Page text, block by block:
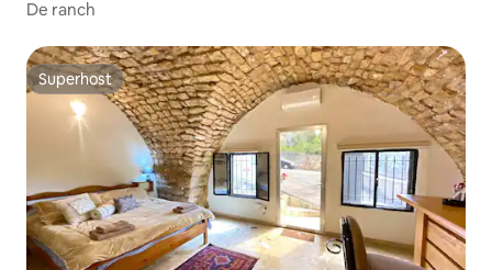
De ranch
Superhost
Superhost